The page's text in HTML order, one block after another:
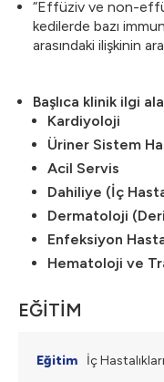
“Effüziv ve non-
kedilerde bazı
arasındaki ilişkinin
Başlıca klinik ilgi
Kardiyoloji
Üriner Sistem
Acil Servis
Dahiliye (İç
Dermatoloji (Deri
Enfeksiyon
Hematoloji ve
EĞİTİM
İç